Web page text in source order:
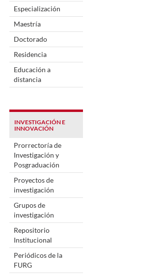
Especialización
Maestría
Doctorado
Residencia
Educación a
distancia
INVESTIGACIÓN E
INNOVACIÓN
Prorrectoría de
Investigación y
Posgraduación
Proyectos de
investigación
Grupos de
investigación
Repositorio
Institucional
Periódicos de la
FURG